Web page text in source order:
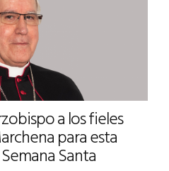
a los fieles
para esta
Santa